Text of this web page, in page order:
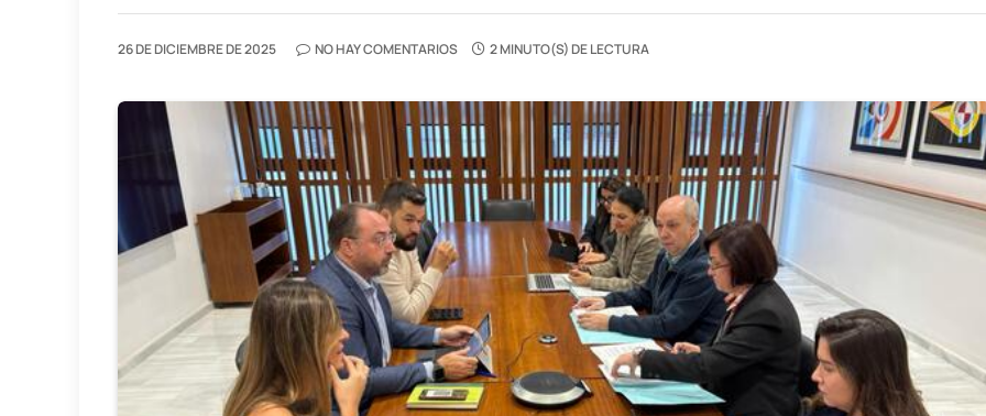
26 DE DICIEMBRE DE 2025 NO HAY COMENTARIOS 2 MINUTO(S) DE LECTURA